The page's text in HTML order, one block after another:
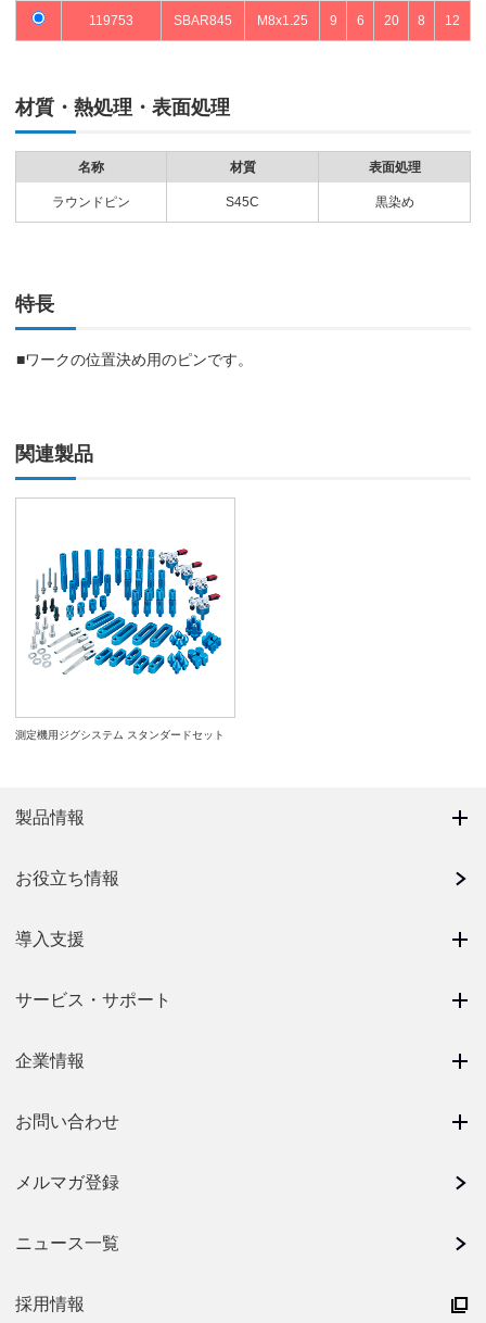
119753 SBAR845 M8x1.25 9 6 20 8 12
材質・熱処理・表面処理
名称 材質 表面処理
ラウンドピン S45C 黒染め
特長
■ワークの位置決め用のピンです。
関連製品
測定機用ジグシステム スタンダードセット
製品情報
お役立ち情報
導入支援
サービス・サポート
企業情報
お問い合わせ
メルマガ登録
ニュース一覧
採用情報